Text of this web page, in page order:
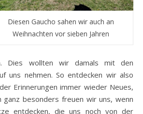
Diesen Gaucho sahen wir auch an
Weihnachten vor sieben Jahren
Dies wollten wir damals mit den
uns nehmen. So entdecken wir also
Erinnerungen immer wieder Neues,
ganz besonders freuen wir uns, wenn
entdecken, die uns noch von der